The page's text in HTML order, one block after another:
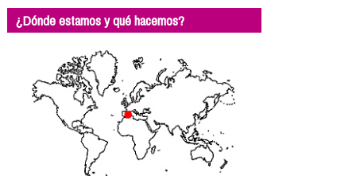
¿Dónde estamos y qué hacemos?